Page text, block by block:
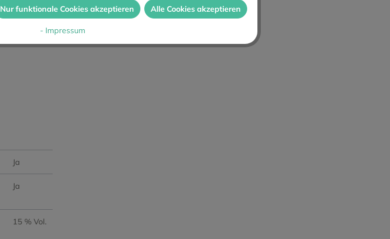
Ja
Ja
15 % Vol.
Nur funktionale Cookies akzeptieren Alle Cookies akzeptieren
- Impressum